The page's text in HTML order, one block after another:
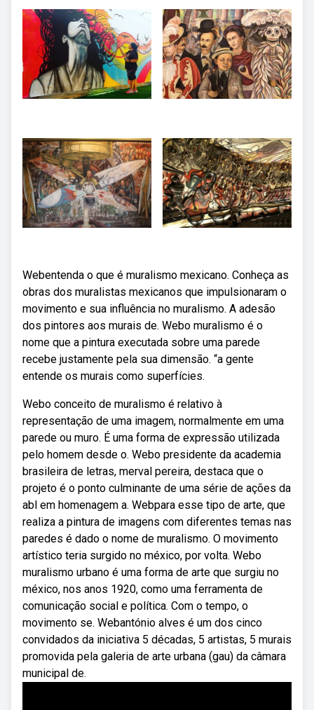
Webentenda o que é muralismo mexicano. Conheça as
obras dos muralistas mexicanos que impulsionaram o
movimento e sua influência no muralismo. A adesão
dos pintores aos murais de. Webo muralismo é o
nome que a pintura executada sobre uma parede
recebe justamente pela sua dimensão. “a gente
entende os murais como superfícies.
Webo conceito de muralismo é relativo à
representação de uma imagem, normalmente em uma
parede ou muro. É uma forma de expressão utilizada
pelo homem desde o. Webo presidente da academia
brasileira de letras, merval pereira, destaca que o
projeto é o ponto culminante de uma série de ações da
abl em homenagem a. Webpara esse tipo de arte, que
realiza a pintura de imagens com diferentes temas nas
paredes é dado o nome de muralismo. O movimento
artístico teria surgido no méxico, por volta. Webo
muralismo urbano é uma forma de arte que surgiu no
méxico, nos anos 1920, como uma ferramenta de
comunicação social e política. Com o tempo, o
movimento se. Webantónio alves é um dos cinco
convidados da iniciativa 5 décadas, 5 artistas, 5 murais
promovida pela galeria de arte urbana (gau) da câmara
municipal de.